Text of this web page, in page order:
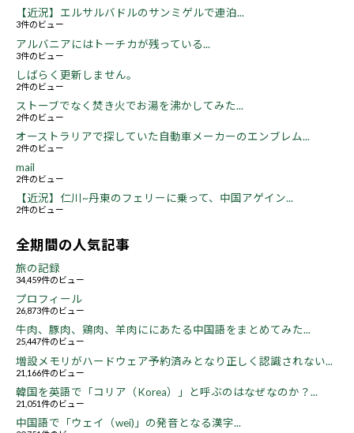
【近況】エルサルバドルのサンミゲルで連泊...
3件のビュー
アルバニアにはトーチカが残っている...
3件のビュー
しばらく更新しません。
2件のビュー
ストーブでなく焚き火でお湯を沸かしてみた...
2件のビュー
オーストラリアで探していた自動車メーカーのエンブレム...
2件のビュー
mail
2件のビュー
【近況】仁川~丹東のフェリーに乗って、中国アゲイン...
2件のビュー
全期間の人気記事
旅の記録
34,459件のビュー
プロフィール
26,873件のビュー
牛肉、豚肉、鶏肉、羊肉ににあたる中国語をまとめてみた...
25,447件のビュー
増設メモリがハードウェア予約済みとなり正しく認識されない...
21,166件のビュー
韓国を英語で「コリア（Korea）」と呼ぶのはなぜなのか？...
21,051件のビュー
中国語で「ウェイ（wei)」の発音となる漢字...